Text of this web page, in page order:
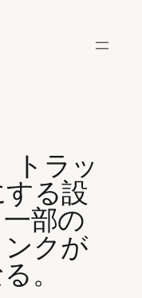
トラッ
る設
部の
クが
。